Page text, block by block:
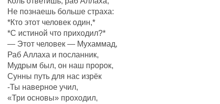
Не познаешь больше страха:
*Кто этот человек один,*
*С истиной что приходил?*
— Этот человек — Мухаммад,
Раб Аллаха и посланник,
Мудрым был, он наш пророк,
Сунны путь для нас изрёк
-Ты наверное учил,
«Три основы» проходил,